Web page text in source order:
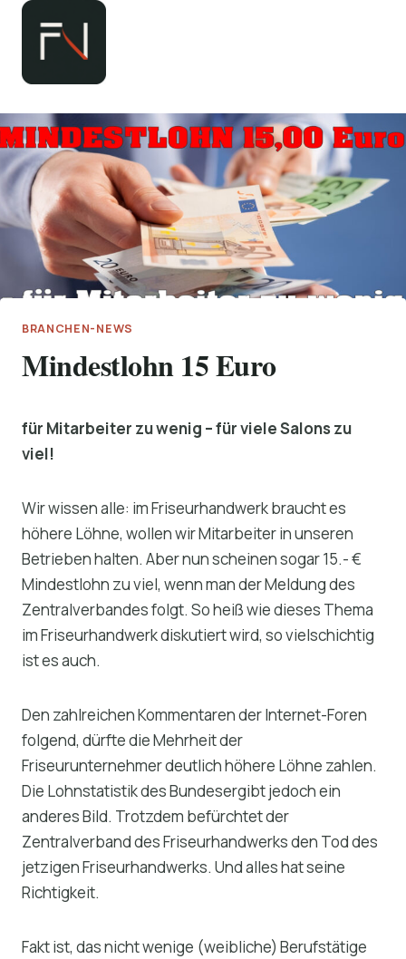
Zum
springen
BRANCHEN-NEWS
Mindestlohn 15 Euro
für Mitarbeiter zu wenig – für viele Salons zu
viel!
Wir wissen alle: im Friseurhandwerk braucht es
höhere Löhne, wollen wir Mitarbeiter in unseren
Betrieben halten. Aber nun scheinen sogar 15.- €
Mindestlohn zu viel, wenn man der Meldung des
Zentralverbandes folgt. So heiß wie dieses Thema
im Friseurhandwerk diskutiert wird, so vielschichtig
ist es auch.
Den zahlreichen Kommentaren der Internet-Foren
folgend, dürfte die Mehrheit der
Friseurunternehmer deutlich höhere Löhne zahlen.
Die Lohnstatistik des Bundesergibt jedoch ein
anderes Bild. Trotzdem befürchtet der
Zentralverband des Friseurhandwerks den Tod des
jetzigen Friseurhandwerks. Und alles hat seine
Richtigkeit.
Fakt ist, das nicht wenige (weibliche) Berufstätige